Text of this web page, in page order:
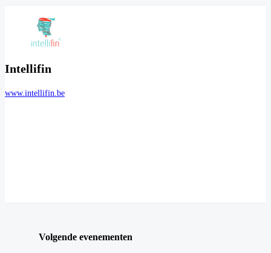
Intellifin
www.intellifin.be
Volgende evenementen